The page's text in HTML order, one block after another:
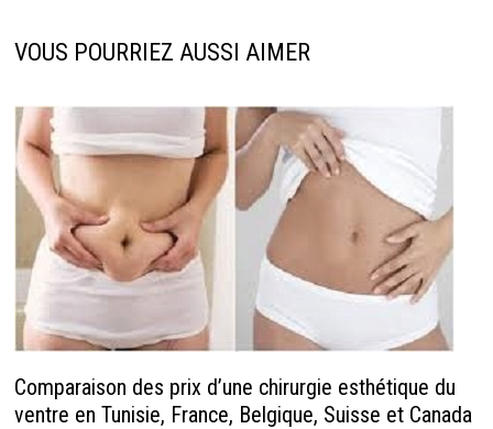
VOUS POURRIEZ AUSSI AIMER
Comparaison des prix d’une chirurgie esthétique du
ventre en Tunisie, France, Belgique, Suisse et Canada